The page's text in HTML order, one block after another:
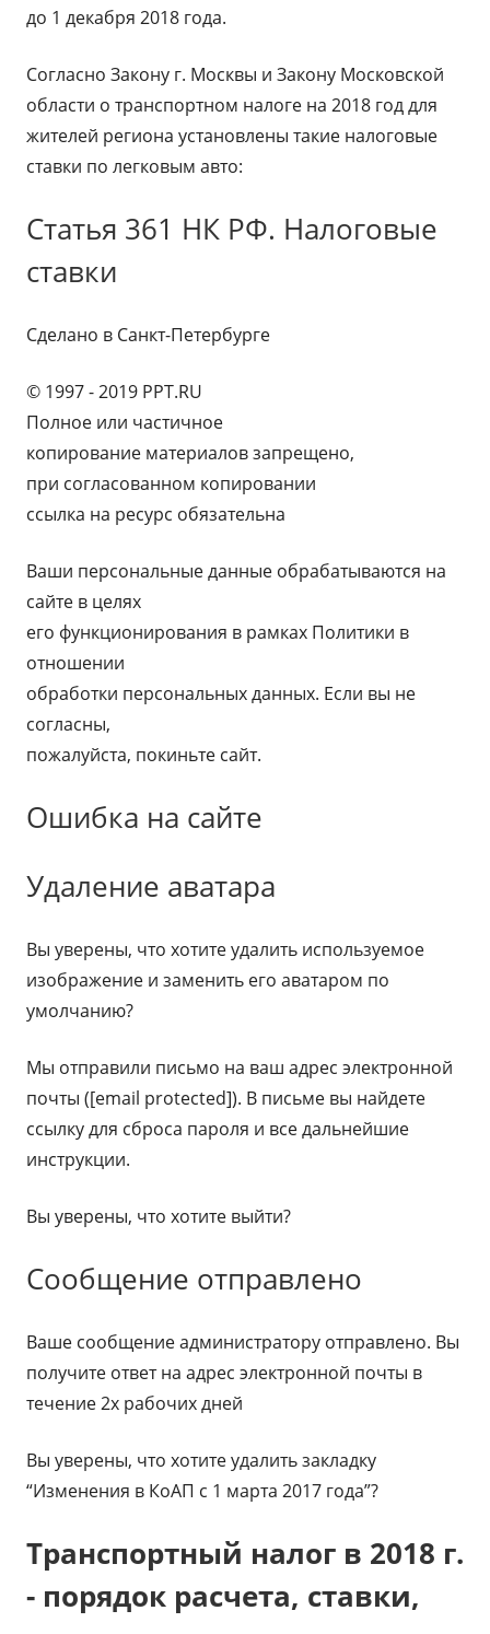
до 1 декабря 2018 года.
Согласно Закону г. Москвы и Закону Московской
области о транспортном налоге на 2018 год для
жителей региона установлены такие налоговые
ставки по легковым авто:
Статья 361 НК РФ. Налоговые
ставки
Сделано в Санкт-Петербурге
© 1997 - 2019 PPT.RU
Полное или частичное
копирование материалов запрещено,
при согласованном копировании
ссылка на ресурс обязательна
Ваши персональные данные обрабатываются на
сайте в целях
его функционирования в рамках Политики в
отношении
обработки персональных данных. Если вы не
согласны,
пожалуйста, покиньте сайт.
Ошибка на сайте
Удаление аватара
Вы уверены, что хотите удалить используемое
изображение и заменить его аватаром по
умолчанию?
Мы отправили письмо на ваш адрес электронной
почты ([email protected]). В письме вы найдете
ссылку для сброса пароля и все дальнейшие
инструкции.
Вы уверены, что хотите выйти?
Сообщение отправлено
Ваше сообщение администратору отправлено. Вы
получите ответ на адрес электронной почты в
течение 2х рабочих дней
Вы уверены, что хотите удалить закладку
“Изменения в КоАП с 1 марта 2017 года”?
Транспортный налог в 2018 г.
- порядок расчета, ставки,